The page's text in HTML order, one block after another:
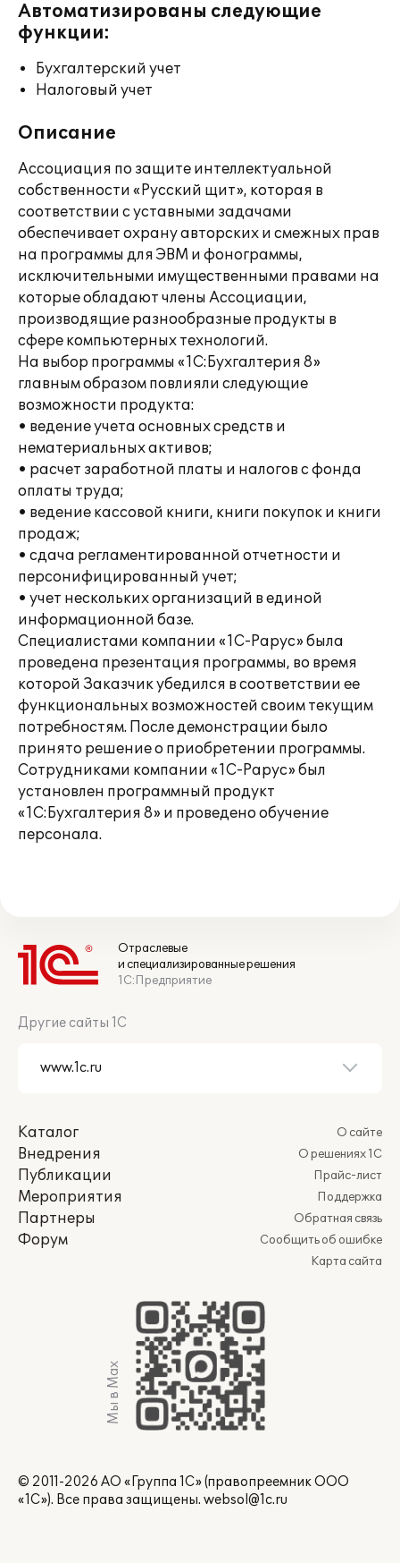
Автоматизированы следующие
функции:
Бухгалтерский учет
Налоговый учет
Описание
Ассоциация по защите интеллектуальной
собственности «Русский щит», которая в
соответствии с уставными задачами
обеспечивает охрану авторских и смежных прав
на программы для ЭВМ и фонограммы,
исключительными имущественными правами на
которые обладают члены Ассоциации,
производящие разнообразные продукты в
сфере компьютерных технологий.
На выбор программы «1С:Бухгалтерия 8»
главным образом повлияли следующие
возможности продукта:
• ведение учета основных средств и
нематериальных активов;
• расчет заработной платы и налогов с фонда
оплаты труда;
• ведение кассовой книги, книги покупок и книги
продаж;
• сдача регламентированной отчетности и
персонифицированный учет;
• учет нескольких организаций в единой
информационной базе.
Специалистами компании «1С-Рарус» была
проведена презентация программы, во время
которой Заказчик убедился в соответствии ее
функциональных возможностей своим текущим
потребностям. После демонстрации было
принято решение о приобретении программы.
Сотрудниками компании «1С-Рарус» был
установлен программный продукт
«1С:Бухгалтерия 8» и проведено обучение
персонала.
Отраслевые
и специализированные решения
1С:Предприятие
Другие сайты 1С
Каталог
Внедрения
Публикации
Мероприятия
Партнеры
Форум
О сайте
О решениях 1С
Прайс-лист
Поддержка
Обратная связь
Сообщить об ошибке
Карта сайта
Мы в Max
© 2011-2026 АО «Группа 1С» (правопреемник ООО
«1С»). Все права защищены. websol@1c.ru